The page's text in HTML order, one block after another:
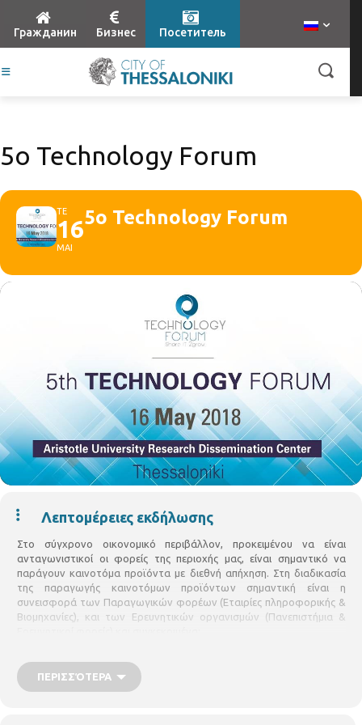
Гражданин Бизнес Посетитель
5ο Technology Forum
ΤΕ
16
ΜΑΙ
5ο Technology Forum
Λεπτομέρειες εκδήλωσης
Στο σύγχρονο οικονομικό περιβάλλον, προκειμένου να είναι
ανταγωνιστικοί οι φορείς της περιοχής μας, είναι σημαντικό να
παράγουν καινοτόμα προϊόντα με διεθνή απήχηση. Στη διαδικασία
της παραγωγής καινοτόμων προϊόντων σημαντική είναι η
συνεισφορά των Παραγωγικών φορέων (Εταιρίες πληροφορικής &
Βιομηχανίες), και των Ερευνητικών οργανισμών (Πανεπιστήμια &
που διαθέτουν οι προαναφερθέντες φορείς, • η συνεργασία
μεταξύ τους.
ΠΕΡΙΣΣΌΤΕΡΑ